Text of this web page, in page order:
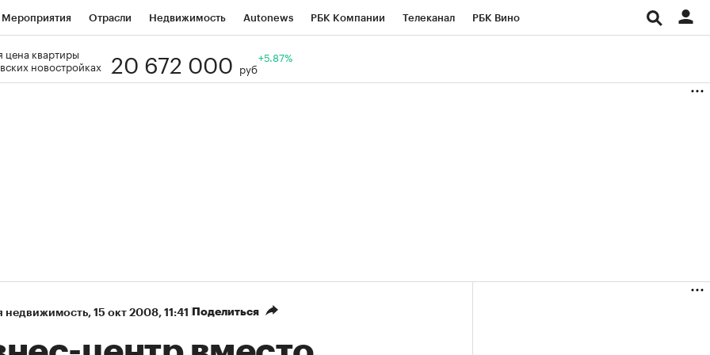
Мероприятия Отрасли Недвижимость Autonews РБК Компании Телеканал РБК Вино
Визионеры
цена квартиры
новостройках
20 672 000 руб
+5.87%
недвижимость⁠, 15 окт 2008, 11:41 Поделиться